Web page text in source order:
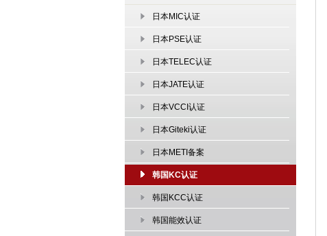
日本MIC认证
日本PSE认证
日本TELEC认证
日本JATE认证
日本VCCI认证
日本Giteki认证
日本METI备案
韩国KC认证
韩国KCC认证
韩国能效认证